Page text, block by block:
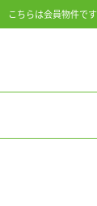
こちらは会員物件で